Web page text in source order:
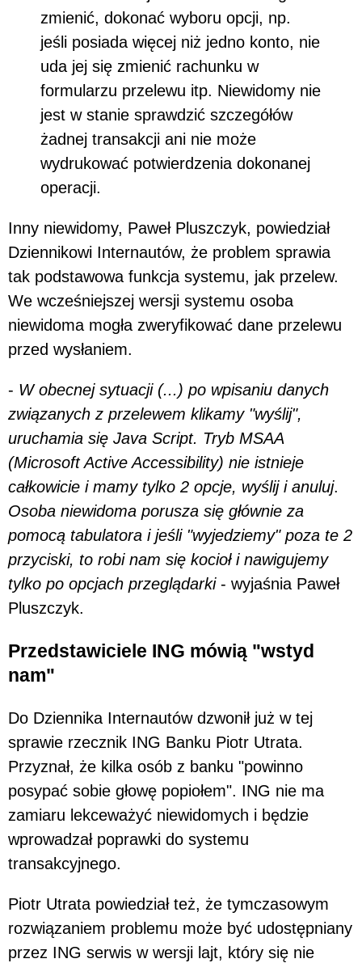
zmienić, dokonać wyboru opcji, np.
jeśli posiada więcej niż jedno konto, nie
uda jej się zmienić rachunku w
formularzu przelewu itp. Niewidomy nie
jest w stanie sprawdzić szczegółów
żadnej transakcji ani nie może
wydrukować potwierdzenia dokonanej
operacji.
Inny niewidomy, Paweł Pluszczyk, powiedział
Dziennikowi Internautów, że problem sprawia
tak podstawowa funkcja systemu, jak przelew.
We wcześniejszej wersji systemu osoba
niewidoma mogła zweryfikować dane przelewu
przed wysłaniem.
- W obecnej sytuacji (...) po wpisaniu danych
związanych z przelewem klikamy "wyślij",
uruchamia się Java Script. Tryb MSAA
(Microsoft Active Accessibility) nie istnieje
całkowicie i mamy tylko 2 opcje, wyślij i anuluj.
Osoba niewidoma porusza się głównie za
pomocą tabulatora i jeśli "wyjedziemy" poza te 2
przyciski, to robi nam się kocioł i nawigujemy
tylko po opcjach przeglądarki - wyjaśnia Paweł
Pluszczyk.
Przedstawiciele ING mówią "wstyd
nam"
Do Dziennika Internautów dzwonił już w tej
sprawie rzecznik ING Banku Piotr Utrata.
Przyznał, że kilka osób z banku "powinno
posypać sobie głowę popiołem". ING nie ma
zamiaru lekceważyć niewidomych i będzie
wprowadzał poprawki do systemu
transakcyjnego.
Piotr Utrata powiedział też, że tymczasowym
rozwiązaniem problemu może być udostępniany
przez ING serwis w wersji lajt, który się nie